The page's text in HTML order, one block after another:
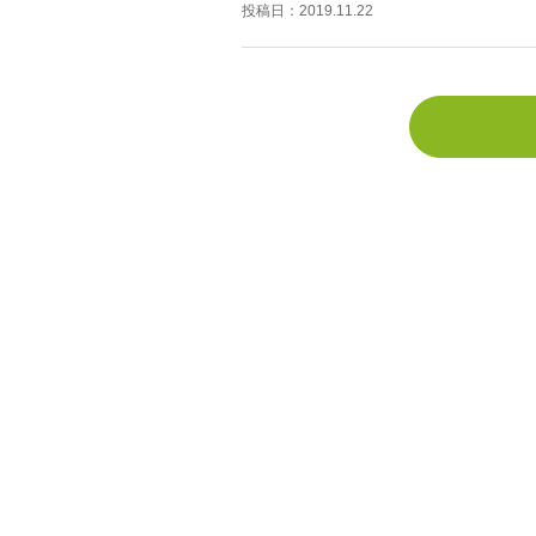
投稿日： 2019.11.22